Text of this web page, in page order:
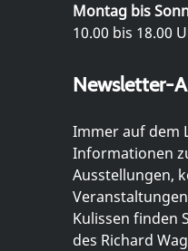
Montag bis
10.00 bis 18.00
Newsletter-
Immer auf dem
Informationen
Ausstellungen,
Kulissen finden
des Richard